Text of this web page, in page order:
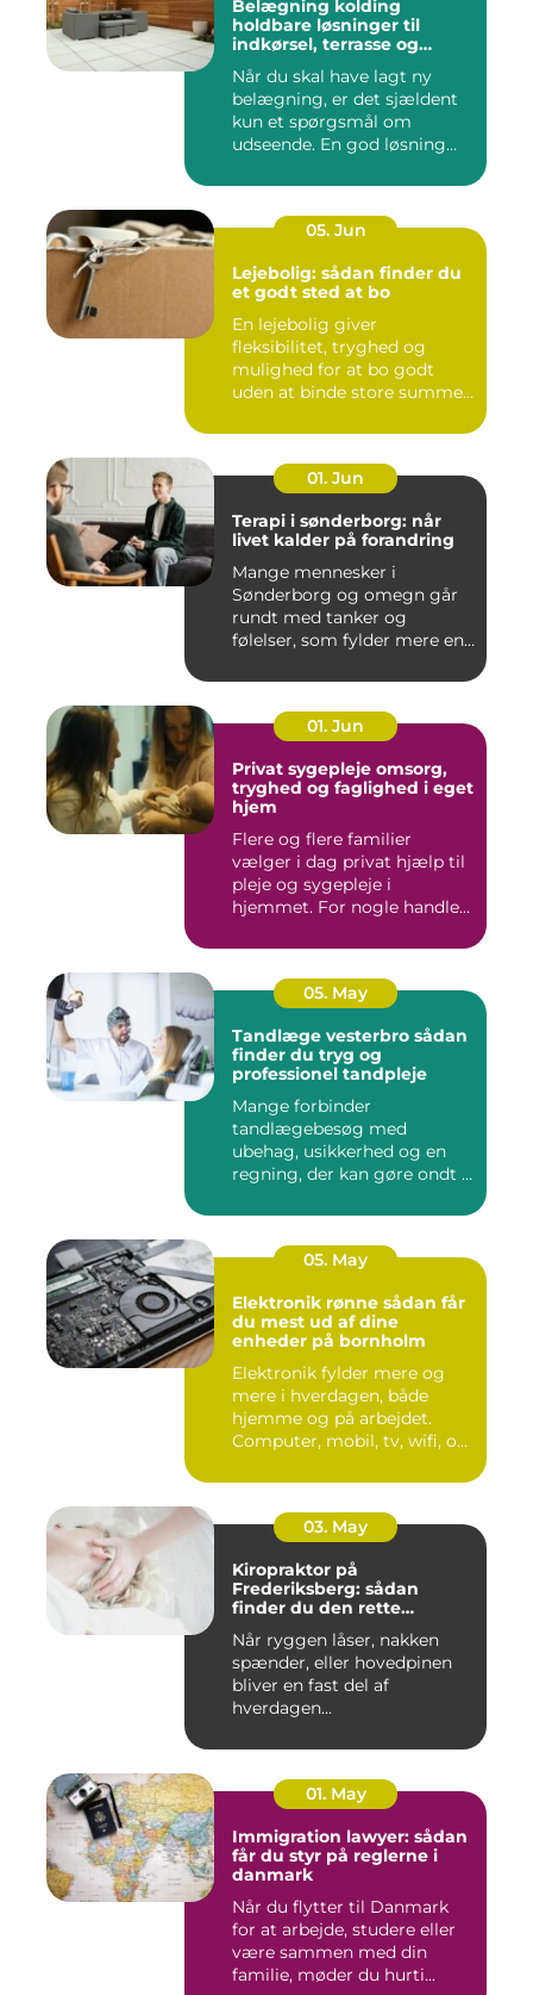
Belægning kolding
holdbare løsninger til
indkørsel, terrasse og
Når du skal have lagt ny
belægning, er det sjældent
kun et spørgsmål om
udseende. En god løsning
05. Jun
Lejebolig: sådan finder du
et godt sted at bo
En lejebolig giver
fleksibilitet, tryghed og
mulighed for at bo godt
uden at binde store summer
01. Jun
Terapi i sønderborg: når
livet kalder på forandring
Mange mennesker i
Sønderborg og omegn går
rundt med tanker og
følelser, som fylder mere end
01. Jun
Privat sygepleje omsorg,
tryghed og faglighed i eget
hjem
Flere og flere familier
vælger i dag privat hjælp til
pleje og sygepleje i
hjemmet. For nogle handle...
05. May
Tandlæge vesterbro sådan
finder du tryg og
professionel tandpleje
Mange forbinder
tandlægebesøg med
ubehag, usikkerhed og en
regning, der kan gøre ondt i
05. May
Elektronik rønne sådan får
du mest ud af dine
enheder på bornholm
Elektronik fylder mere og
mere i hverdagen, både
hjemme og på arbejdet.
Computer, mobil, tv, wifi, o...
03. May
Kiropraktor på
Frederiksberg: sådan
finder du den rette
Når ryggen låser, nakken
spænder, eller hovedpinen
bliver en fast del af
hverdagen...
01. May
Immigration lawyer: sådan
får du styr på reglerne i
danmark
Når du flytter til Danmark
for at arbejde, studere eller
være sammen med din
familie, møder du hurti...